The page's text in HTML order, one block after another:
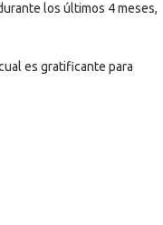
los últimos 4 meses,
es gratificante para